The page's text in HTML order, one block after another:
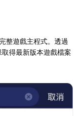
整遊戲主程式。透過
得最新版本遊戲檔案